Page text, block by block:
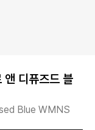
앤 디퓨즈드 블
Blue WMNS